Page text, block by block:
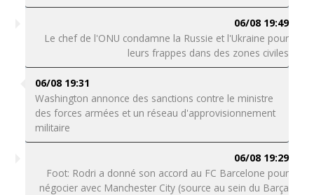
06/08 19:49
Le chef de l'ONU condamne la Russie et l'Ukraine pour
leurs frappes dans des zones civiles
06/08 19:31
Washington annonce des sanctions contre le ministre
des forces armées et un réseau d'approvisionnement
militaire
06/08 19:29
Foot: Rodri a donné son accord au FC Barcelone pour
négocier avec Manchester City (source au sein du Barça